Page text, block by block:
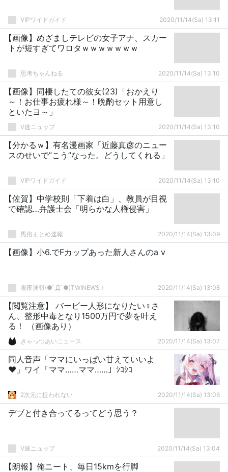
VIPワイドガイド 2020/11/14(Sa) 13:11
【画像】めざましテレビの女子アナ、スカー
トが短すぎてワロタｗｗｗｗｗｗｗ
思考ちゃんねる 2020/11/14(Sa) 13:10
【画像】同棲したての彼女(23)「おかえり
～！お仕事お疲れ様～！晩酌セット用意し
といたヨ～」
V速ニュップ 2020/11/14(Sa) 13:10
【分かるｗ】有名漫画家「近藤真彦のニュー
スのせいで”こう”なった。どうしてくれる」
VIPワイドガイド 2020/11/14(Sa) 13:10
【佐賀】中学校則「下着は白」、教員が目視
で確認…弁護士会「明らかな人権侵害」
風俗まとめ速報 2020/11/14(Sa) 13:09
【画像】小6.でFカップあった新人さんのa v
雪夜速報(●ﾟДﾟ●)TWINEWS！ 2020/11/14(Sa) 13:08
【閲覧注意】 バービー人形になりたい♀さ
ん、整形中毒となり1500万円で夢を叶え
る！ （画像あり）
きゃっつあいニュース 2020/11/14(Sa) 13:07
同人音声「ママにいっぱい甘えていいよ
❤️」ワイ「ママ……ママ……」ｼｺｼｺ
2次元に捉われない 2020/11/14(Sa) 13:06
デブと付き合ってるってどう思う？
V速ニュップ 2020/11/14(Sa) 13:04
【朗報】俺ニート、毎日15kmを行脚